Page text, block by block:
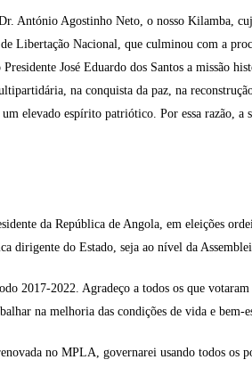
António Agostinho Neto, o nosso Kilamba,
Libertação Nacional, que culminou com a
José Eduardo dos Santos a missão
na conquista da paz, na
elevado espírito patriótico. Por essa razão,
da República de Angola, em eleições
do Estado, seja ao nível da
2017-2022. Agradeço a todos os que
na melhoria das condições de vida e bem-
no MPLA, governarei usando todos os